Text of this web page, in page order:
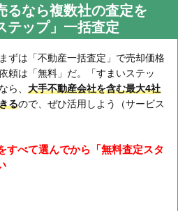
るなら複数社の査定を
テップ」一括査定
ずは「不動産一括査定」で売却価格
頼は「無料」だ。「すまいステッ
ら、 大手不動産会社を含む最大4社
るので、ぜひ活用しよう（サービス
べて選んでから「無料査定スタ